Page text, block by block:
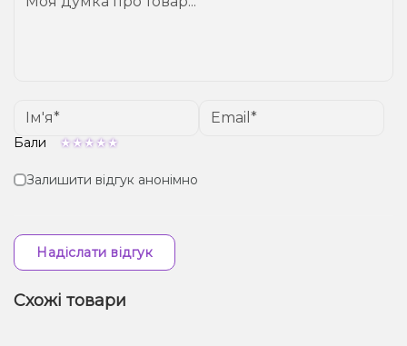
Бали
Залишити відгук анонімно
Надіслати відгук
Схожі товари